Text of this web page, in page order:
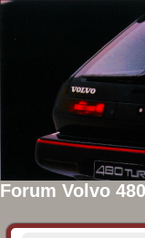
Forum Volvo 480